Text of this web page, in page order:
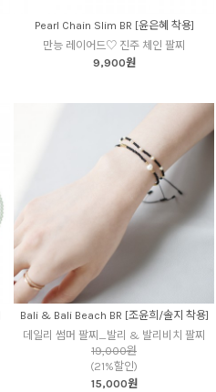
Pearl Chain Slim BR [윤은혜 착용]
만능 레이어드♡ 진주 체인 팔찌
9,900원
Bali & Bali Beach BR [조윤희/솔지 착용]
데일리 썸머 팔찌_발리 & 발리비치 팔찌
19,000원
(21%할인)
15,000원